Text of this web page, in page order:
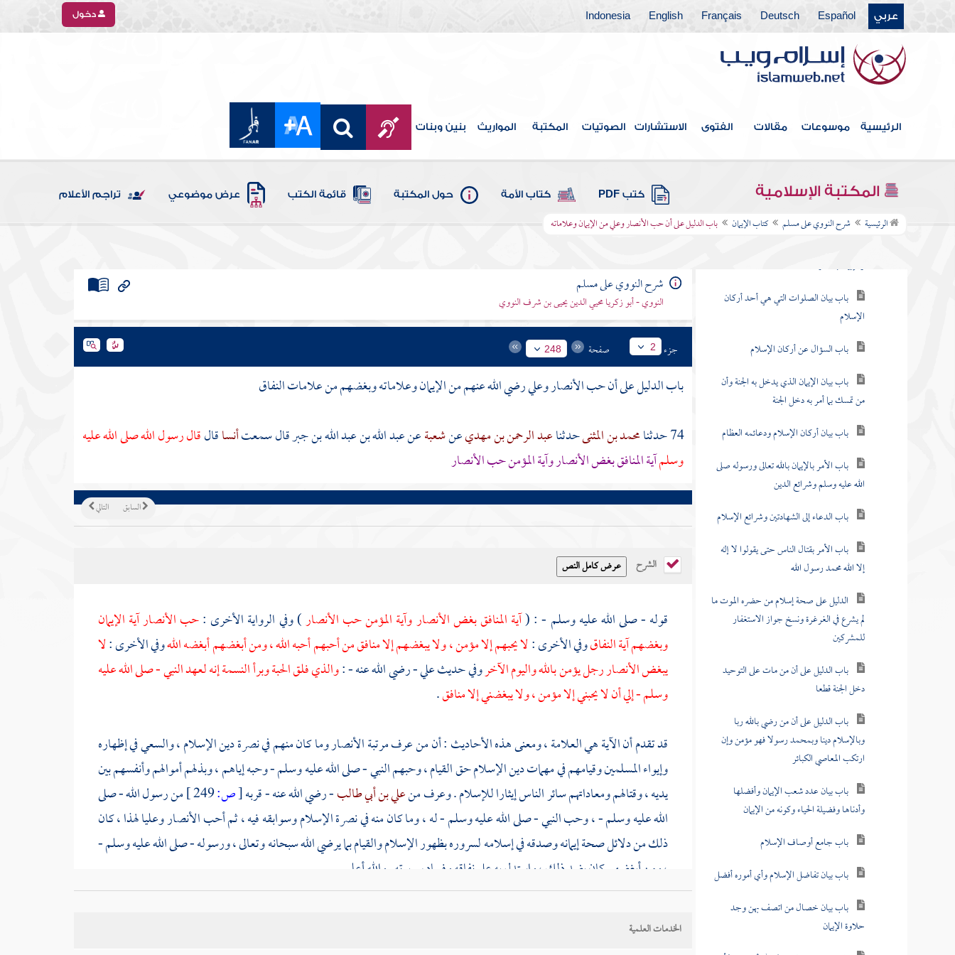
عربي Español
Deutsch
Français
English
Indonesia دخول
الرئيسية موسوعات مقالات الفتوى الاستشارات الصوتيات المكتبة المواريث بنين وبنات
المكتبة الإسلامية كتب PDF كتاب الأمة حول المكتبة قائمة الكتب عرض موضوعي تراجم الأعلام
الرئيسية شرح النووي على مسلم كتاب الإيمان باب الدليل على أن حب الأنصار وعلي من الإيمان وعلاماته
فهرس الكتاب
مقدمة
كتاب الإيمان
والإيمان بالقدر
باب بيان الصلوات التي هي أحد أركان
الإسلام
باب السؤال عن أركان الإسلام
باب بيان الإيمان الذي يدخل به الجنة وأن
من تمسك بما أمر به دخل الجنة
باب بيان أركان الإسلام ودعائمه العظام
باب الأمر بالإيمان بالله تعالى ورسوله صلى
الله عليه وسلم وشرائع الدين
باب الدعاء إلى الشهادتين وشرائع الإسلام
باب الأمر بقتال الناس حتى يقولوا لا إله
إلا الله محمد رسول الله
الدليل على صحة إسلام من حضره الموت ما
لم يشرع في الغرغرة ونسخ جواز الاستغفار
للمشركين
باب الدليل على أن من مات على التوحيد
دخل الجنة قطعا
باب الدليل على أن من رضي بالله ربا
وبالإسلام دينا وبمحمد رسولا فهو مؤمن وإن
ارتكب المعاصي الكبائر
باب بيان عدد شعب الإيمان وأفضلها
وأدناها وفضيلة الحياء وكونه من الإيمان
باب جامع أوصاف الإسلام
باب بيان تفاضل الإسلام وأي أموره أفضل
باب بيان خصال من اتصف بهن وجد
حلاوة الإيمان
شرح النووي على مسلم
النووي - أبو زكريا محيي الدين يحيى بن شرف النووي
جزء 2 صفحة 248
باب الدليل على أن حبالأنصاروعلي رضي الله عنهممن الإيمان وعلاماته وبغضهم من علامات النفاق
74 حدثنا
محمد بن المثنىحدثناعبد الرحمن بن مهديعنشعبةعنعبد الله بن عبد الله بن جبرقال سمعتأنساقالقال رسول الله صلى الله عليه
وسلمآية المنافق بغضالأنصاروآية المؤمن حبالأنصار
التالي السابق
الشرح
قوله - صلى الله عليه وسلم - : (آية المنافق بغضالأنصاروآية المؤمن حبالأنصار) وفي الرواية الأخرى :حبالأنصارآية الإيمان
وبغضهم آية النفاقوفي الأخرى :لا يحبهم إلا مؤمن ، ولا يبغضهم إلا منافق من أحبهم أحبه الله ، ومن أبغضهم أبغضه اللهوفي الأخرى :لا
يبغضالأنصاررجل يؤمن بالله واليوم الآخروفي حديثعلي- رضي الله عنه - :والذي فلق الحبة وبرأ النسمة إنه لعهد النبي - صلى الله عليه
وسلم - إلي أن لا يحبني إلا مؤمن ، ولا يبغضني إلا منافق.
قد تقدم أن الآية هي العلامة ، ومعنى هذه الأحاديث : أن من عرف مرتبةالأنصاروما كان منهم في نصرة دين الإسلام ، والسعي في إظهاره
وإيواء المسلمين وقيامهم في مهمات دين الإسلام حق القيام ، وحبهم النبي - صلى الله عليه وسلم - وحبه إياهم ، وبذلهم أموالهم وأنفسهم بين
يديه ، وقتالهم ومعاداتهم سائر الناس إيثارا للإسلام . وعرف منعلي بن أبي طالب- رضي الله عنه - قربه[ص:249 ]
من رسول الله - صلى
الله عليه وسلم - ، وحب النبي - صلى الله عليه وسلم - له ، وما كان منه في نصرة الإسلام وسوابقه فيه ، ثم أحبالأنصاروعليالهذا ، كان
ذلك من دلائل صحة إيمانه وصدقه في إسلامه لسروره بظهور الإسلام والقيام بما يرضي الله سبحانه وتعالى ، ورسوله - صلى الله عليه وسلم -
، ومن أبغضهم كان بضد ذلك ، واستدل به على نفاقه وفساد سريرته . والله أعلم .
وأما قوله : ( فلق الحبة ) فمعناه شقها بالنبات . وقوله ( وبرأ النسمة ) هو بالهمزة أي خلق النسمة وهي بفتح النون والسين . وهي الإنسان ،
الخدمات العلمية